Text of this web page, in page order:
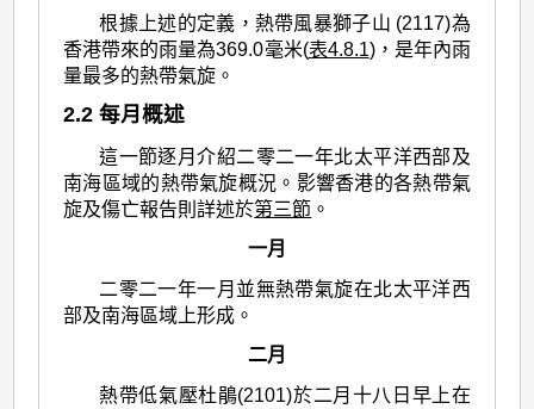
根據上述的定義，熱帶風暴獅子山 (2117)為
香港帶來的雨量為369.0毫米(表4.8.1)，是年內雨
量最多的熱帶氣旋。
2.2 每月概述
這一節逐月介紹二零二一年北太平洋西部及
南海區域的熱帶氣旋概況。影響香港的各熱帶氣
旋及傷亡報告則詳述於第三節 。
一月
二零二一年一月並無熱帶氣旋在北太平洋西
部及南海區域上形成。
二月
熱帶低氣壓杜鵑(2101)於二月十八日早上在